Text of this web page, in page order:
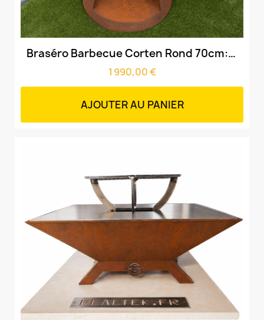
Aperçu rapide Braséro Barbecue Corten Rond 70cm: Socle + Cuve Corten + plaque Acier
1 990,00 €
AJOUTER AU PANIER